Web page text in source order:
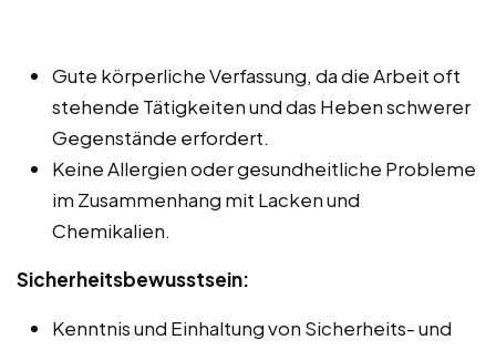
Gute körperliche Verfassung, da die Arbeit oft
stehende Tätigkeiten und das Heben schwerer
Gegenstände erfordert.
Keine Allergien oder gesundheitliche Probleme
im Zusammenhang mit Lacken und
Chemikalien.
Sicherheitsbewusstsein:
Kenntnis und Einhaltung von Sicherheits- und